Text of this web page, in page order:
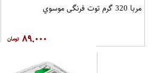
مربا 320 گرم توت فرنگی موسوي
۸۹,۰۰۰